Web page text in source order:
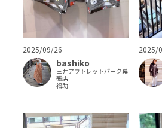
2025/09/26
bashiko
三井アウトレットパーク幕
張店
福助
2025/